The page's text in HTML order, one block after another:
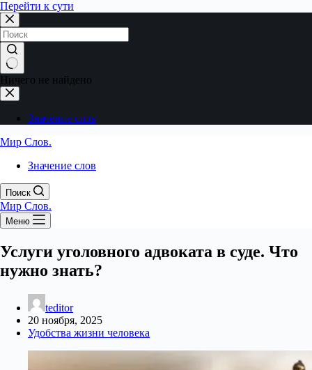
Перейти к сути
Ничего не найдено
Значение слов
Мир Слов.
Значение слов
Поиск
Мир Слов.
Меню
Услуги уголовного адвоката в суде. Что
нужно знать?
teditor
20 ноября, 2025
Удобства жизни человека